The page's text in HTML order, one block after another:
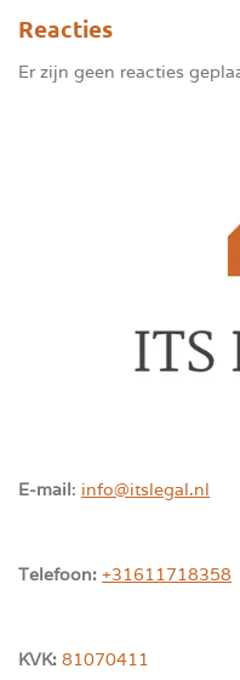
Reacties
Er zijn geen reacties
E-mail: info@itslegal.nl
Telefoon: +31611718358
KVK: 81070411